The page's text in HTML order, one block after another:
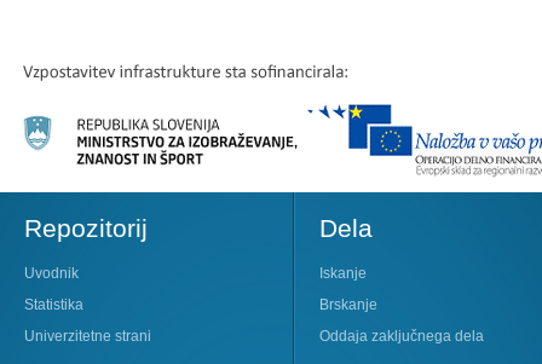
Repozitorij
Uvodnik
Statistika
Univerzitetne strani
Dela
Iskanje
Brskanje
Oddaja zaključnega dela